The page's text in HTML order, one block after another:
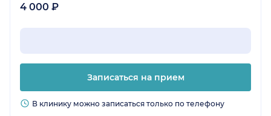
4 000 ₽
Записаться на прием
В клинику можно записаться только по телефону